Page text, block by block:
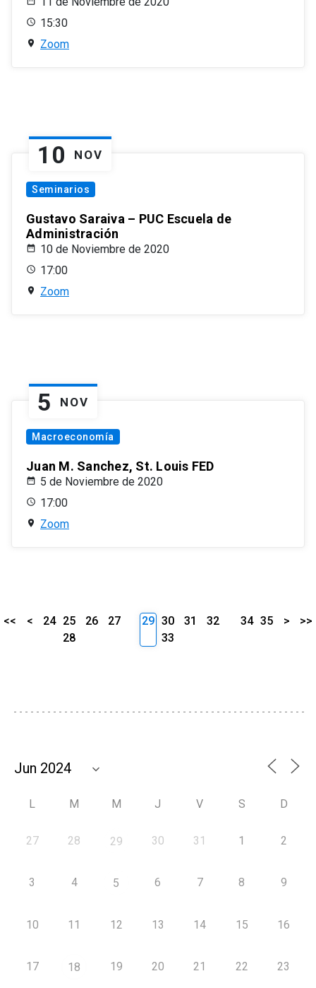
15:30
Zoom
10 NOV
Seminarios
Gustavo Saraiva – PUC Escuela de
Administración
10 de Noviembre de 2020
17:00
Zoom
5 NOV
Macroeconomía
Juan M. Sanchez, St. Louis FED
5 de Noviembre de 2020
17:00
Zoom
<< < 24 25 26
27
28
29 30 31
32
33
34 35 > >>
L M M J V S D
27 28 29 30 31 1 2
3 4 5 6 7 8 9
10 11 12 13 14 15 16
17 18 19 20 21 22 23